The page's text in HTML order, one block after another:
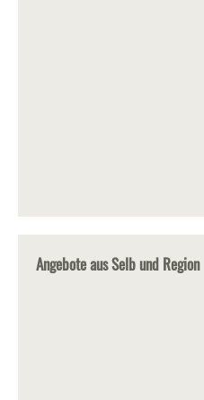
Angebote aus Selb und Region